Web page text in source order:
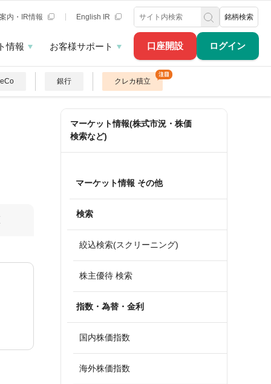
口座開設 ログイン
内・IR情報 English IR 銘柄検索
情報 お客様サポート
銀行 クレカ積立
マーケット情報(株式市況・株価
検索など)
マーケット情報 その他
検索
絞込検索(スクリーニング)
株主優待 検索
指数・為替・金利
国内株価指数
海外株価指数